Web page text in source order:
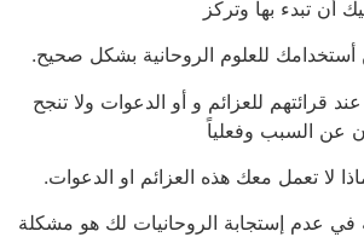
أن تبدء بها وتركز
أستخدامك للعلوم الروحانية بشكل صحيح.
قرائتهم للعزائم و أو الدعوات ولا تنجح
عن السبب وفعلياً
لا تعمل معك هذه العزائم او الدعوات.
في عدم إستجابة الروحانيات لك هو مشكلة